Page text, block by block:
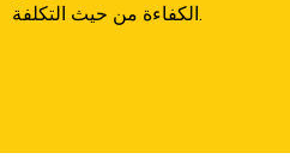
الكفاءة من حيث التكلفة.